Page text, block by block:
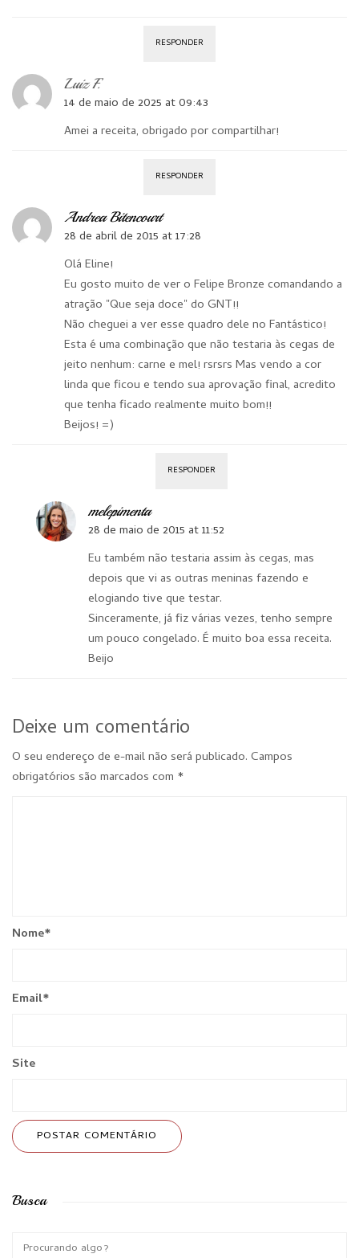
RESPONDER
Luiz F.
14 de maio de 2025 at 09:43
Amei a receita, obrigado por compartilhar!
RESPONDER
Andrea Bitencourt
28 de abril de 2015 at 17:28
Olá Eline!
Eu gosto muito de ver o Felipe Bronze comandando a
atração "Que seja doce" do GNT!!
Não cheguei a ver esse quadro dele no Fantástico!
Esta é uma combinação que não testaria às cegas de
jeito nenhum: carne e mel! rsrsrs Mas vendo a cor
linda que ficou e tendo sua aprovação final, acredito
que tenha ficado realmente muito bom!!
Beijos! =)
RESPONDER
melepimenta
28 de maio de 2015 at 11:52
Eu também não testaria assim às cegas, mas
depois que vi as outras meninas fazendo e
elogiando tive que testar.
Sinceramente, já fiz várias vezes, tenho sempre
um pouco congelado. É muito boa essa receita.
Beijo
Deixe um comentário
O seu endereço de e-mail não será publicado. Campos
obrigatórios são marcados com *
Nome*
Email*
Site
Busca